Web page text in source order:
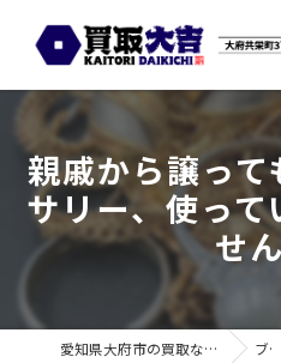
親戚から譲っ
サリー、使っ
せ
愛知県大府市の買取なら買取大吉 大府共栄町3丁目店 ブログ